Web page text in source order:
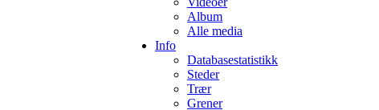
Album
Alle media
Info
Databasestatistikk
Steder
Trær
Grener